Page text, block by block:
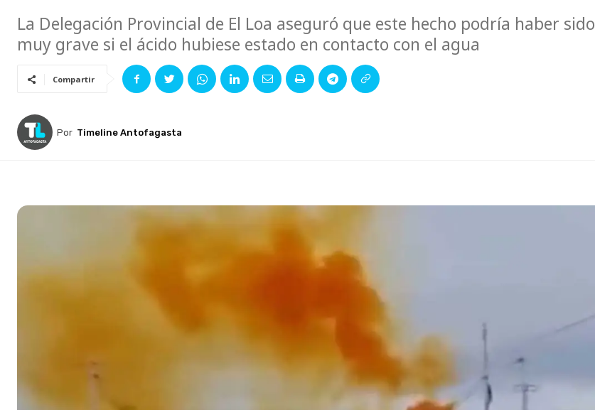
La Delegación Provincial de El Loa aseguró que este hecho podría haber sido
muy grave si el ácido hubiese estado en contacto con el agua
Compartir
Por Timeline Antofagasta